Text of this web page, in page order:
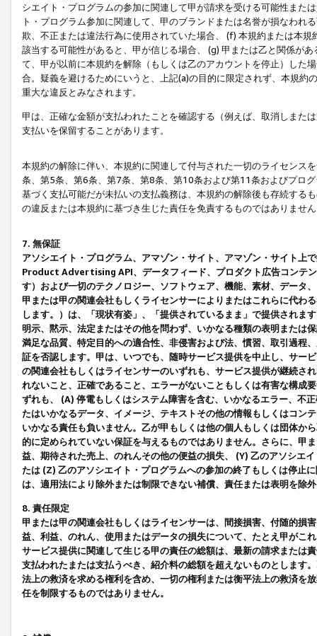
シエイト・プログラムの参加に関連して甲が請求を受ける可能性また
ト・プログラム参加に関連して、甲のブランドまたは名誉が損なわれ
欺、不正または違法行為に使用されていた場合、 (f) 本規約または本
該当する可能性があると、甲が信じる場合、 (g) 甲または乙と関係が
て、甲が以前に本規約を解除（もしくは乙のアカウントを停止）した
合。疑義を避けるためにいうと、上記(a)の目的に限定されず、本規
重大な違反とみなされます。
甲は、正確な金額が支払われたことを確認する（例えば、取消しまた
支払いを保留することがあります。
本規約の解除に伴い、本規約に関連して付与された一切のライセンス
条、第5条、第6条、第7条、第8条、第10条および第11条およびプロ
基づく支払可能だが未払いの支払義務は、本規約の解除後も存続する
の違反または本規約に基づき生じた責任を免責するものではありませ
7. 無保証
アソシエイト・プログラム、アマゾン・サイト、アマゾン・サイト上
Product Advertising API、データフィード、プロダクト広告コンテ
す）および一切のテクノロジー、ソフトウェア、機能、素材、データ
甲または甲の関連会社もしくライセンサーによりまたはこれらに代わ
します。）は、「現状有姿」、「提供されているまま」で提供されま
明示、黙示、法定またはその他を問わず、いかなる種類の表明または
満足な品質、特定目的への適合性、非侵害および法、慣習、取引過程
証を否認します。甲は、いつでも、随時サービス提供を中止し、サー
の関連会社もしくはライセンサーのいずれも、サービス提供が継続さ
れないこと、正確であること、エラーがないこともしくは有害な構成
ずれも、 (A) 停電もしくはシステム障害を含む、いかなるエラー、不
たはいかなるデータ、イメージ、テキストその他の情報もしくはコン
いかなる責任も負いません。乙が甲もしくは他の個人もしくは団体か
的に定められていない保証を与えるものではありません。さらに、甲
益、期待された売上、のれんその他の便益の損失、 (Y) 乙のアソシエ
たは (Z) 乙のアソシエイト・プログラムへの参加の終了もしくは停止
は、適用法により除外または制限できない補償、責任または表明を除
8. 責任限定
甲または甲の関連会社もしくはライセンサーは、間接損害、付随的損
益、利益、のれん、使用またはデータの損失について、たとえ甲がこ
サービス提供に関連して生じる甲の責任の総額は、最新の請求または
支払われたまたは支払うべき、紹介料の総額を超えないものとします
法上の救済を求める権利を含め、一切の権利または衡平法上の救済を
任を制限するものではありません。